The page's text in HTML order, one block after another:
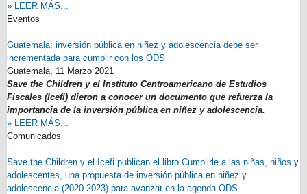
» LEER MÁS...
Eventos
Guatemala: inversión pública en niñez y adolescencia debe ser
incrementada para cumplir con los ODS
Guatemala, 11 Marzo 2021
Save the Children y el Instituto Centroamericano de Estudios
Fiscales (Icefi) dieron a conocer un documento que refuerza la
importancia de la inversión pública en niñez y adolescencia.
» LEER MÁS...
Comunicados
Save the Children y el Icefi publican el libro Cumplirle a las niñas, niños y
adolescentes, una propuesta de inversión pública en niñez y
adolescencia (2020-2023) para avanzar en la agenda ODS